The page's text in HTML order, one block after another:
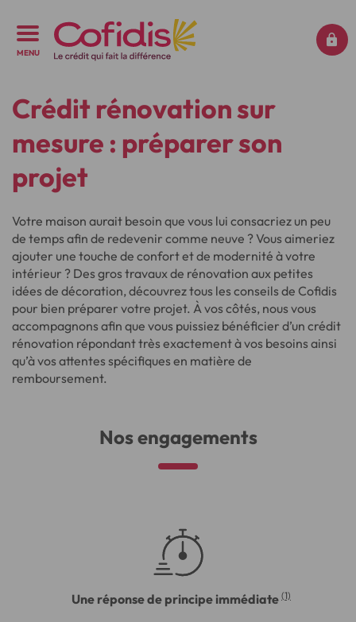
MENU
Crédit rénovation sur
mesure : préparer son
projet
Votre maison aurait besoin que vous lui consacriez un peu
de temps afin de redevenir comme neuve ? Vous aimeriez
ajouter une touche de confort et de modernité à votre
intérieur ? Des gros travaux de rénovation aux petites
idées de décoration, découvrez tous les conseils de Cofidis
pour bien préparer votre projet. À vos côtés, nous vous
accompagnons afin que vous puissiez bénéficier d’un crédit
rénovation répondant très exactement à vos besoins ainsi
qu’à vos attentes spécifiques en matière de
remboursement.
Nos engagements
Une réponse de principe immédiate (1)